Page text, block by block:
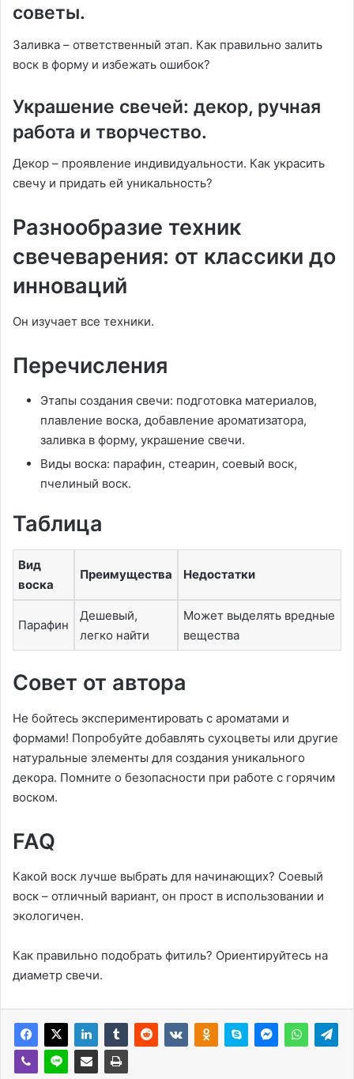
советы.
Заливка – ответственный этап. Как правильно залить
воск в форму и избежать ошибок?
Украшение свечей: декор, ручная
работа и творчество.
Декор – проявление индивидуальности. Как украсить
свечу и придать ей уникальность?
Разнообразие техник
свечеварения: от классики до
инноваций
Он изучает все техники.
Перечисления
Этапы создания свечи: подготовка материалов,
плавление воска, добавление ароматизатора,
заливка в форму, украшение свечи.
Виды воска: парафин, стеарин, соевый воск,
пчелиный воск.
Таблица
Вид
воска
Преимущества Недостатки
Парафин
Дешевый,
легко найти
Может выделять вредные
вещества
Совет от автора
Не бойтесь экспериментировать с ароматами и
формами! Попробуйте добавлять сухоцветы или другие
натуральные элементы для создания уникального
декора. Помните о безопасности при работе с горячим
воском.
FAQ
Какой воск лучше выбрать для начинающих? Соевый
воск – отличный вариант, он прост в использовании и
экологичен.
Как правильно подобрать фитиль? Ориентируйтесь на
диаметр свечи.